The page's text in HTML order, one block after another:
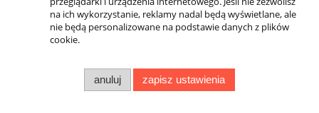
na ich wykorzystanie, reklamy nadal będą wyświetlane, ale
nie będą personalizowane na podstawie danych z plików
cookie.
anuluj zapisz ustawienia